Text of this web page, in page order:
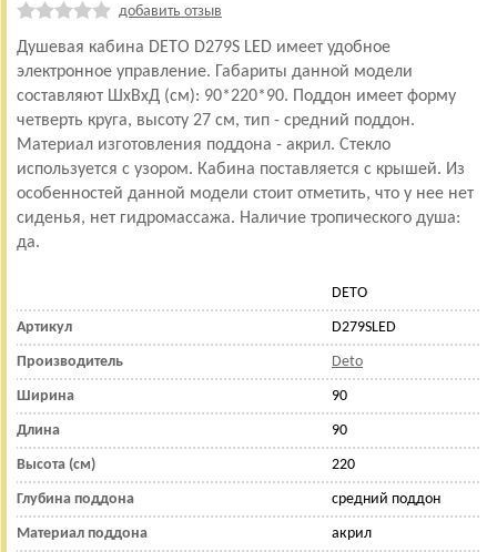
добавить отзыв
Душевая кабина DETO D279S LED имеет удобное
электронное управление. Габариты данной модели
составляют ШхВхД (см): 90*220*90. Поддон имеет форму
четверть круга, высоту 27 см, тип - средний поддон.
Материал изготовления поддона - акрил. Стекло
используется с узором. Кабина поставляется с крышей. Из
особенностей данной модели стоит отметить, что у нее нет
сиденья, нет гидромассажа. Наличие тропического душа:
да.
DETO
Артикул D279SLED
Производитель Deto
Ширина 90
Длина 90
Высота (см) 220
Глубина поддона средний поддон
Материал поддона акрил